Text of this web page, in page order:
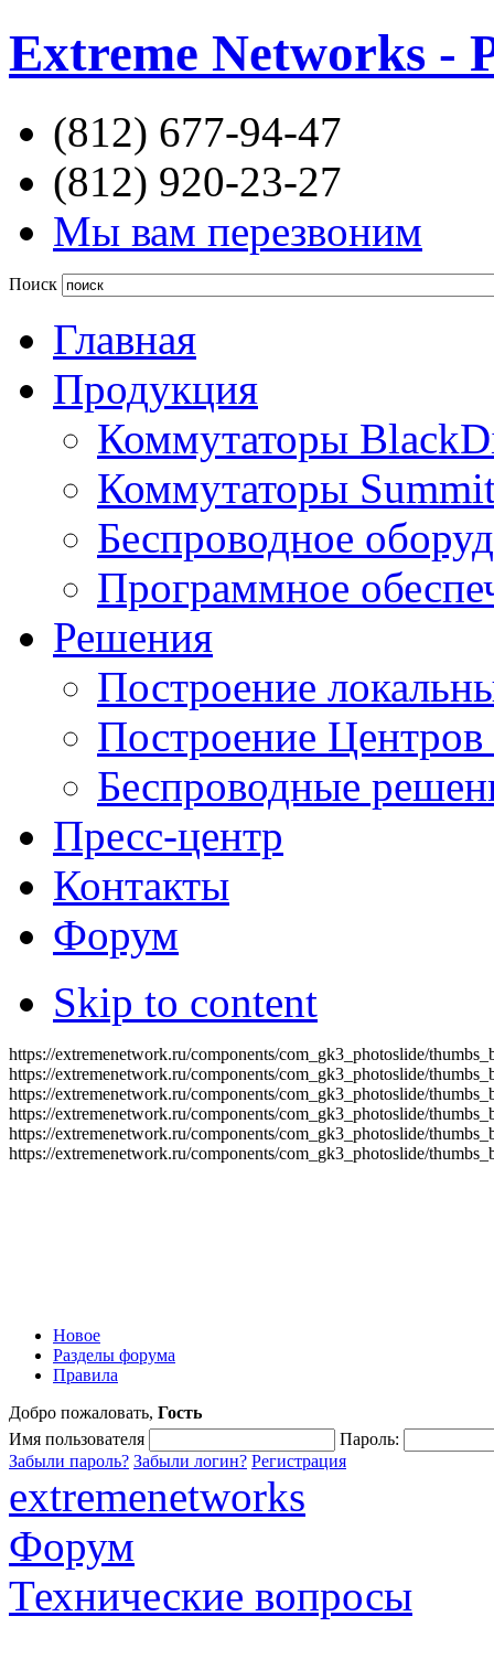
Extreme Networks -
(812) 677-94-47
(812) 920-23-27
Мы вам перезвоним
Поиск
Главная
Продукция
Коммутаторы
Коммутаторы
Беспроводное
Программное
Решения
Построение
Построение
Беспроводные
Пресс-центр
Контакты
Форум
Skip to content
https://extremenetwork.ru/components/com_gk3_photoslide/
https://extremenetwork.ru/components/com_gk3_photoslide/
https://extremenetwork.ru/components/com_gk3_photoslide/
https://extremenetwork.ru/components/com_gk3_photoslide/
https://extremenetwork.ru/components/com_gk3_photoslide/
https://extremenetwork.ru/components/com_gk3_photoslide/
Новое
Разделы форума
Правила
Добро пожаловать, Гость
Имя пользователя
Пароль:
Забыли пароль? Забыли логин? Регистрация
extremenetworks
Форум
Технические вопросы